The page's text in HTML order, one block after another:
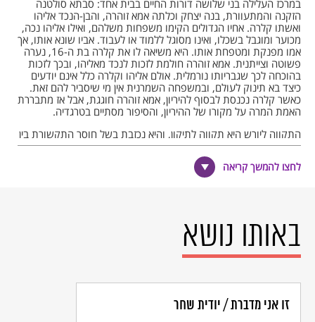
במרכז העלילה בני שלושה דורות החיים בבית אחד: סבתא סולטנה
הזקנה והמתעוורת, בנה יצחק וכלתה אמא זוהרה, והבן-הנכד אליהו
ואשתו קלרה. אחיו הגדולים הקימו משפחות משלהם, ואילו אליהו נכה,
מכוער ומוגבל בשכלו, ואינו מסוגל ללמוד או לעבוד. אביו שונא אותו, אך
אמו מפנקת ומטפחת אותו. היא משיאה לו את קלרה בת ה-16, נערה
פשוטה וצייתנית. אמא זוהרה חולמת לזכות לנכד מאליהו, ובכך לזכות
בהוכחה לכך שגבריותו נורמלית. אולם אליהו וקלרה כלל אינם יודעים
כיצד בא תינוק לעולם, ובמשפחה השמרנית אין מי שיסביר להם זאת.
כאשר קלרה נכנסת לבסוף להיריון, אמא זוהרה חוגגת, אבל אז מתבררת
האמת המרה על מקורו של ההיריון, והסיפור מסתיים בטרגדיה.
התקווה ליורש היא תקווה לתיקון, והיא נכזבת בשל חוסר התקשורת בין
בני המשפחה. חוסר התקשורת מתבטא גם באופן הדיבור: בתחביר
מקוטע, בשפה דלה ולעתים בשתיקה מוחלטת. דוגמאות לתחביר
המקוטע יש בשפע: "חיות. עכשיו יאכלו. חזירים כולם. אפילו תעמידי
להם פגרים, יאכלו. עצמות. זבל. הכול" (עמ' 8).
צרכים בבגדים, עיוורון ואילמות. רוע לב, קטנוניות ואכזריות מאפיינים את
יחסיהם של תושבי השכונה העניים. כאשר קלרה מגורשת מביתה של
אמא זוהרה, אביה אינו מקבל אותה חזרה לביתו. רק סבתא סולטנה
על אף התכנים הקשים, הספר אינו לגמרי ראליסטי. כמה מבקרים זיהו
בכתיבתו של סרי ראליזם פנטסטי, בנוסח גבריאל גרסיה מארקס. אמנם
לחצו להמשך קריאה
באותו נושא
זו אני מדברת / יודית שחר